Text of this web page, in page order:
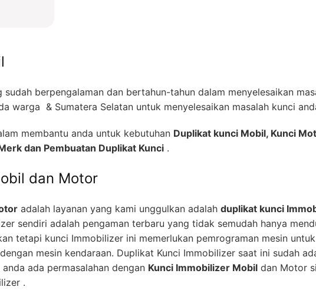
berpengalaman dan bertahun-tahun dalam menyelesaikan
warga & Sumatera Selatan untuk menyelesaikan masalah kunci
membantu anda untuk kebutuhan Duplikat kunci Mobil, Kunci
dan Pembuatan Duplikat Kunci .
dan Motor
adalah layanan yang kami unggulkan adalah duplikat kunci
sendiri adalah pengaman terbaru yang tidak semudah hanya
tetapi kunci Immobilizer ini memerlukan pemrograman mesin untuk
mesin kendaraan. Duplikat Kunci Immobilizer saat ini sudah
ada permasalahan dengan Kunci Immobilizer Mobil dan Motor
.